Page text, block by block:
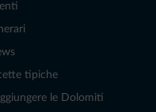
tipiche
le Dolomiti